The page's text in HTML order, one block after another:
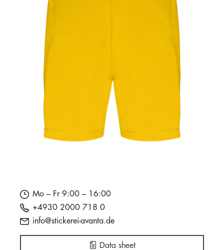
Mo – Fr 9:00 – 16:00
+4930 2000 718 0
info@stickerei-avanta.de
Data sheet